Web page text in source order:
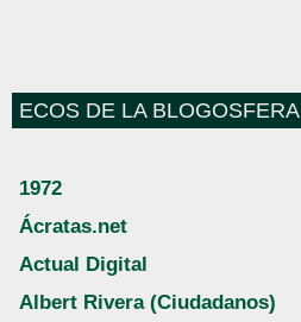
ECOS DE LA BLOGOSFERA
1972
Ácratas.net
Actual Digital
Albert Rivera (Ciudadanos)